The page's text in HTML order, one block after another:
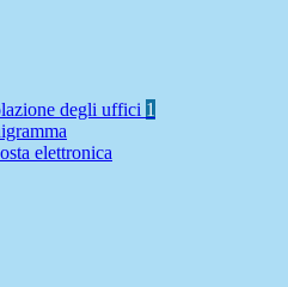
degli uffici 1
elettronica